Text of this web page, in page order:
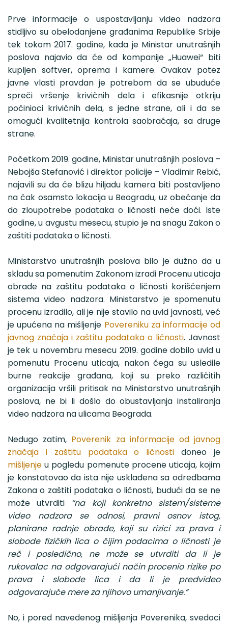
Prve informacije o uspostavljanju video nadzora
stidljivo su obelodanjene građanima Republike Srbije
tek tokom 2017. godine, kada je Ministar unutrašnjih
poslova najavio da će od kompanije „Huawei“ biti
kupljen softver, oprema i kamere. Ovakav potez
javne vlasti pravdan je potrebom da se ubuduće
spreči vršenje krivičnih dela i efikasnije otkriju
počinioci krivičnih dela, s jedne strane, ali i da se
omogući kvalitetnija kontrola saobraćaja, sa druge
strane.
Početkom 2019. godine, Ministar unutrašnjih poslova –
Nebojša Stefanović i direktor policije – Vladimir Rebić,
najavili su da će blizu hiljadu kamera biti postavljeno
na čak osamsto lokacija u Beogradu, uz obećanje da
do zloupotrebe podataka o ličnosti neće doći. Iste
godine, u avgustu mesecu, stupio je na snagu Zakon o
zaštiti podataka o ličnosti.
Ministarstvo unutrašnjih poslova bilo je dužno da u
skladu sa pomenutim Zakonom izradi Procenu uticaja
obrade na zaštitu podataka o ličnosti korišćenjem
sistema video nadzora. Ministarstvo je spomenutu
procenu izradilo, ali je nije stavilo na uvid javnosti, već
je upućena na mišljenje Povereniku za informacije od
javnog značaja i zaštitu podataka o ličnosti. Javnost
je tek u novembru mesecu 2019. godine dobilo uvid u
pomenutu Procenu uticaja, nakon čega su usledile
burne reakcije građana, koji su preko različitih
organizacija vršili pritisak na Ministarstvo unutrašnjih
poslova, ne bi li došlo do obustavljanja instaliranja
video nadzora na ulicama Beograda.
Nedugo zatim, Poverenik za informacije od javnog
značaja i zaštitu podataka o ličnosti doneo je
mišljenje u pogledu pomenute procene uticaja, kojim
je konstatovao da ista nije usklađena sa odredbama
Zakona o zaštiti podataka o ličnosti, budući da se ne
može utvrditi “na koji konkretno sistem/sisteme
video nadzora se odnosi, pravni osnov istog,
planirane radnje obrade, koji su rizici za prava i
slobode fizičkih lica o čijim podacima o ličnosti je
reč i posledično, ne može se utvrditi da li je
rukovalac na odgovarajući način procenio rizike po
prava i slobode lica i da li je predvideo
odgovarajuće mere za njihovo umanjivanje.”
No, i pored navedenog mišljenja Poverenika, svedoci